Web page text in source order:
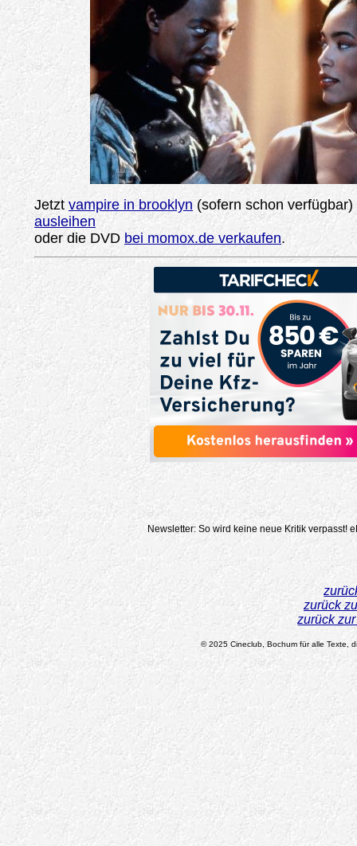
Jetzt vampire in brooklyn (sofern schon verfügbar)
ausleihen
oder die DVD bei momox.de verkaufen.
Newsletter: So wird keine neue Kritik verpasst!
zurück
zurück
© 2025 Cineclub, Bochum für alle Texte,